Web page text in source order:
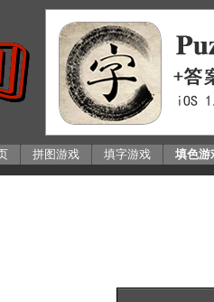
拼图游戏 填字游戏 填色游